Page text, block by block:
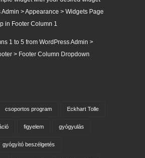
Admin > Appearance > Widgets Page
in Footer Column 1
1 to 5 from WordPress Admin >
> Footer Column Dropdown
csoportos program Eckhart Tolle
figyelem gyógyulás
gyógyító beszélgetés